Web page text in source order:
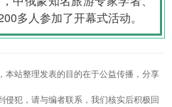
多人参加了开幕式活动。
本站整理发表的目的在于公益传播，分享
侵犯，请与编者联系，我们核实后积极回